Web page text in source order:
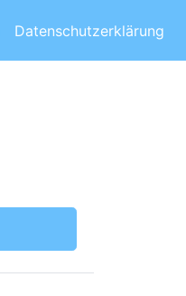
Datenschutzerklärung